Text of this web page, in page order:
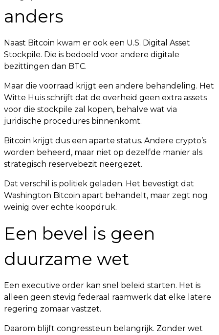
anders
Naast Bitcoin kwam er ook een U.S. Digital Asset
Stockpile. Die is bedoeld voor andere digitale
bezittingen dan BTC.
Maar die voorraad krijgt een andere behandeling. Het
Witte Huis schrijft dat de overheid geen extra assets
voor die stockpile zal kopen, behalve wat via
juridische procedures binnenkomt.
Bitcoin krijgt dus een aparte status. Andere crypto’s
worden beheerd, maar niet op dezelfde manier als
strategisch reservebezit neergezet.
Dat verschil is politiek geladen. Het bevestigt dat
Washington Bitcoin apart behandelt, maar zegt nog
weinig over echte koopdruk.
Een bevel is geen
duurzame wet
Een executive order kan snel beleid starten. Het is
alleen geen stevig federaal raamwerk dat elke latere
regering zomaar vastzet.
Daarom blijft congressteun belangrijk. Zonder wet